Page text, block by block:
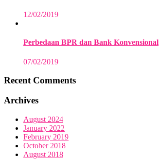
12/02/2019
Perbedaan BPR dan Bank Konvensional
07/02/2019
Recent Comments
Archives
August 2024
January 2022
February 2019
October 2018
August 2018